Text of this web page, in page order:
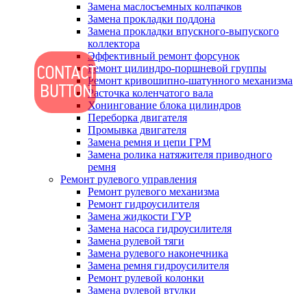
Замена маслосъемных колпачков
Замена прокладки поддона
Замена прокладки впускного-выпуского
коллектора
Эффективный ремонт форсунок
Ремонт цилиндро-поршневой группы
Ремонт кривошипно-шатунного механизма
Расточка коленчатого вала
Хонингование блока цилиндров
Переборка двигателя
Промывка двигателя
Замена ремня и цепи ГРМ
Замена ролика натяжителя приводного
ремня
Ремонт рулевого управления
Ремонт рулевого механизма
Ремонт гидроусилителя
Замена жидкости ГУР
Замена насоса гидроусилителя
Замена рулевой тяги
Замена рулевого наконечника
Замена ремня гидроусилителя
Ремонт рулевой колонки
Замена рулевой втулки